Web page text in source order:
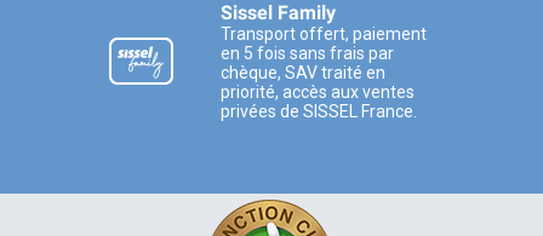
Sissel Family
Transport offert, paiement
en 5 fois sans frais par
chèque, SAV traité en
priorité, accès aux ventes
privées de SISSEL France.